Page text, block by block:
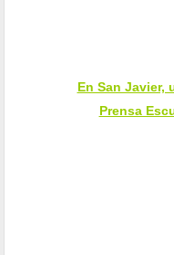
En San Javier,
Prensa